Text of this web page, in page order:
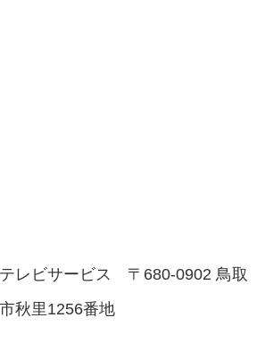
レビサービス 〒680-0902 鳥取
市秋里1256番地